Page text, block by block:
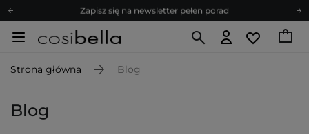
Zapisz się na newsletter pełen porad
Bezpłatne konsultacje kosmetologiczne
Poleć nas i zyskaj jeszcze więcej punktów
Strona główna Blog
Blog